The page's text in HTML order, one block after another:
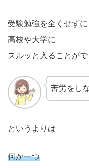
受験勉強を全くせずに
高校や大学に
スルッと入ることが
苦労をし
というよりは
何か一つ